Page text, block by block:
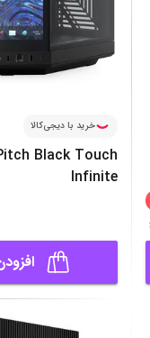
خرید با دیجی‌کالا
Black Touch
Infinite